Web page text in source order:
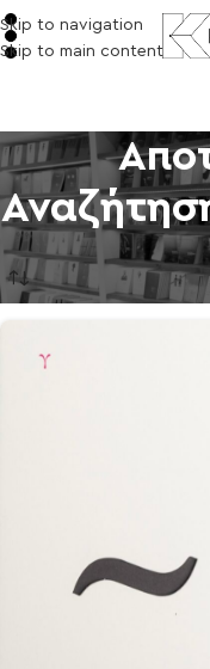
Skip to navigation
Skip to main content
Αρχική σελίδα / eSHOP/